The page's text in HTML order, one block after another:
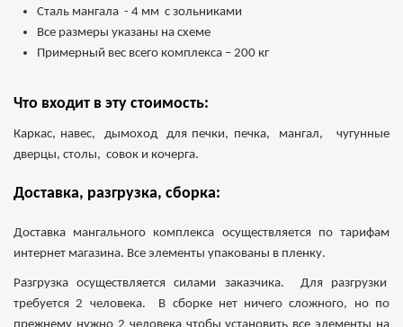
Сталь мангала - 4 мм с зольниками
Все размеры указаны на схеме
Примерный вес всего комплекса – 200 кг
Что входит в эту стоимость:
Каркас, навес, дымоход для печки, печка, мангал, чугунные
дверцы, столы, совок и кочерга.
Доставка, разгрузка, сборка:
Доставка мангального комплекса осуществляется по тарифам
интернет магазина. Все элементы упакованы в пленку.
Разгрузка осуществляется силами заказчика. Для разгрузки
требуется 2 человека. В сборке нет ничего сложного, но по